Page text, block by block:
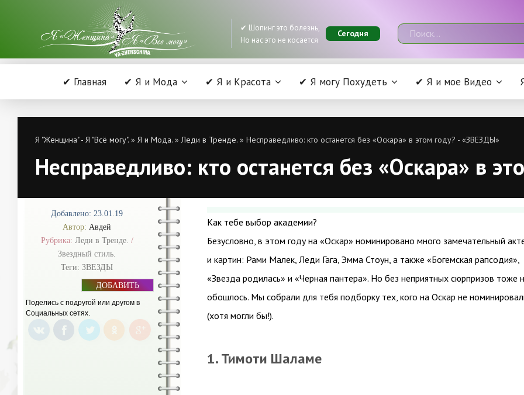
✔ Шопинг это болезнь,
Но нас это не косается
Сегодня
✔ Главная ✔ Я и Мода ✔ Я и Красота ✔ Я могу Похудеть ✔ Я и мое Видео
Я "Женщина" - Я "Всё могу". » Я и Мода. »Леди в Тренде. » Несправедливо: кто останется без «Оскара» в этом году? - «ЗВЕЗДЫ»
Несправедливо: кто останется без «Оскара» в
Добавлено: 23.01.19
Автор: Авдей
Рубрика: Леди в Тренде. /
Звездный стиль.
Теги: ЗВЕЗДЫ
ДОБАВИТЬ
Поделись с подругой или другом в
Социальных сетях.
Как тебе выбор академии?
Безусловно, в этом году на «Оскар» номинировано много замечательный
и картин: Рами Малек, Леди Гага, Эмма Стоун, а также «Богемская рапсодия»,
«Звезда родилась» и «Черная пантера». Но без неприятных сюрпризов тоже
обошлось. Мы собрали для тебя подборку тех, кого на Оскар не
(хотя могли бы!).
1. Тимоти Шаламе